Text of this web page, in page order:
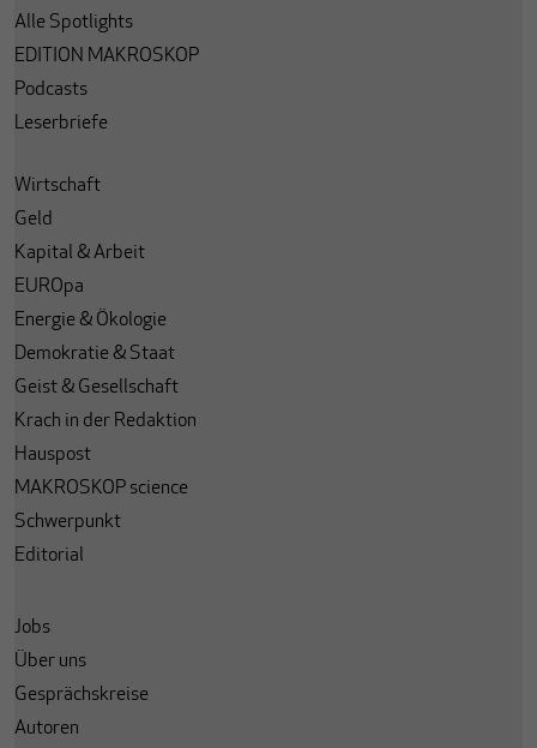
Alle Spotlights
EDITION MAKROSKOP
Podcasts
Leserbriefe
Wirtschaft
Geld
Kapital & Arbeit
EUROpa
Energie & Ökologie
Demokratie & Staat
Geist & Gesellschaft
Krach in der Redaktion
Hauspost
MAKROSKOP science
Schwerpunkt
Editorial
Jobs
Über uns
Gesprächskreise
Autoren